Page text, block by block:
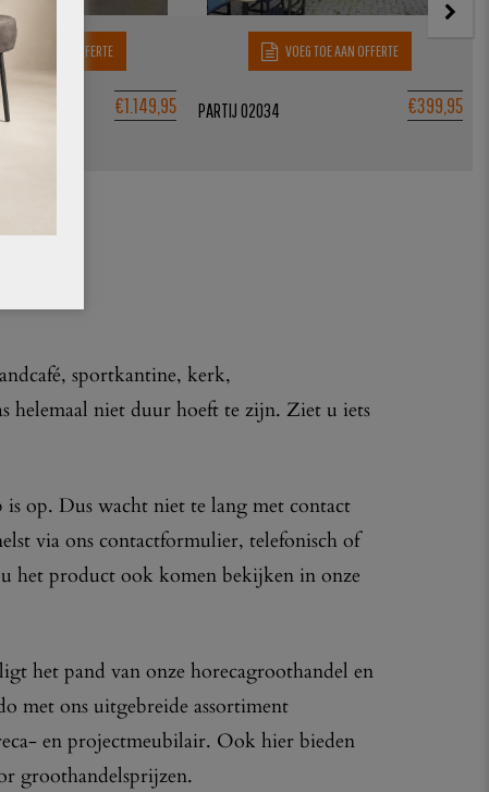
TOE AAN OFFERTE
€1.149,95
VOEG TOE AAN OFFERTE
€399,95
PARTIJ 02034
sportkantine, kerk,
helemaal niet duur hoeft te zijn. Ziet u iets
op. Dus wacht niet te lang met contact
via ons contactformulier, telefonisch of
het product ook komen bekijken in onze
het pand van onze horecagroothandel en
met ons uitgebreide assortiment
en projectmeubilair. Ook hier bieden
groothandelsprijzen.